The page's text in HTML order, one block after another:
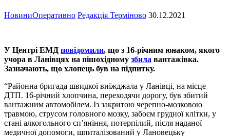
НовиниОперативно Редакція Терміново 30.12.2021
У Центрі ЕМД повідомили, що з 16-річним юнаком, якого
учора в Ланівцях на пішохідному збила вантажівка.
Зазначають, що хлопець був на підпитку.
“Районна бригада швидкої виїжджала у Ланівці, на місце
ДТП. 16-річний хлопчина, переходячи дорогу, був збитий
вантажним автомобілем. Із закритою черепно-мозковою
травмою, струсом головного мозку, забоєм грудної клітки, у
стані алкогольного сп’яніння, потерпілий, після наданої
медичної допомоги, шпиталізований у Лановецьку